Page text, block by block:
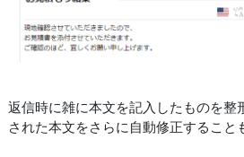
返信時に雑に本文を記入したものを整
された本文をさらに自動修正すること